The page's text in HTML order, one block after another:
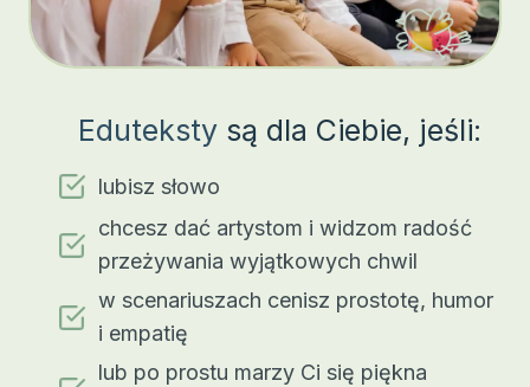
Edutekstysą dla Ciebie, jeśli:
lubisz słowo
chcesz dać artystom i widzom radość
przeżywania wyjątkowych chwil
w scenariuszach cenisz prostotę, humor
i empatię
lub po prostu marzy Ci się piękna